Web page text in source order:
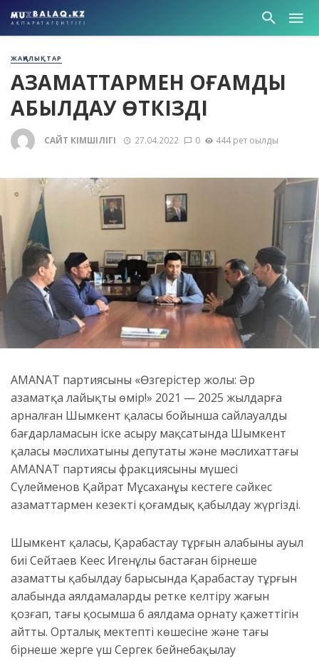
ЖАҢАЛЫҚТАР
АЗАМАТТАРМЕН ҚОҒАМДЫҚ
ҚАБЫЛДАУ ӨТКІЗДІ
САЙТ ӘКІМШІЛІГІ 27.04.2022 0 444 рет оқылды
AMANAT партиясының «Өзгерістер жолы: Әр
азаматқа лайықты өмір!» 2021 — 2025 жылдарға
арналған Шымкент қаласы бойынша сайлауалды
бағдарламасын іске асыру мақсатында Шымкент
қаласы мәслихатының депутаты және мәслихаттағы
AMANAT партиясы фракциясының мүшесі
Сүлейменов Қайрат Мұсаханұы кестеге сәйкес
азаматтармен кезекті қоғамдық қабылдау жүргізді.
Шымкент қаласы, Қарабастау тұрғын алабының ауыл
биі Сейтаев Кеңес Игенұлы бастаған бірнеше
азаматты қабылдау барысында Қарабастау тұрғын
алабында аялдамаларды ретке келтіру жағын
қозғап, тағы қосымша 6 аялдама орнату қажеттігін
айтты. Орталық мектептің көшесіне және тағы
бірнеше жерге үш Сергек бейнебақылау